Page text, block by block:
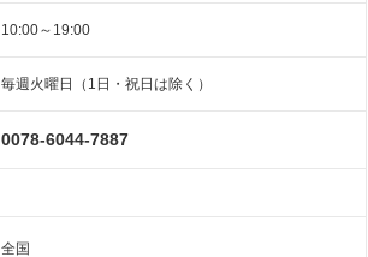
後席モニター
全周囲カメラ －
10:00～19:00
毎週火曜日（1日・祝日は除く）
0078-6044-7887
全国